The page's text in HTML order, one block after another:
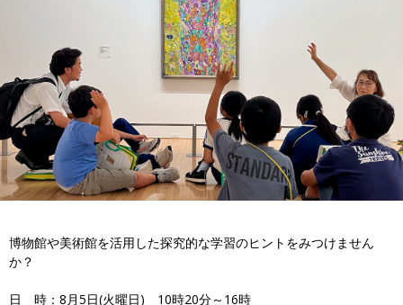
博物館や美術館を活用した探究的な学習のヒントをみつけません
か？
日 時：8月5日(火曜日) 10時20分～16時